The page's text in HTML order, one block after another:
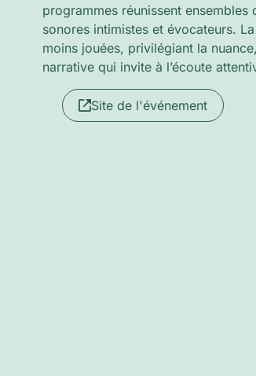
programmes réunissent
sonores intimistes et évocateurs.
moins jouées, privilégiant la
narrative qui invite à l’écoute
Site de l'événement